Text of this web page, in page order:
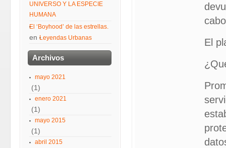
El
UNIVERSO Y LA ESPECIE
HUMANA
El ‘Boyhood’ de las estrellas.
en Leyendas Urbanas
Archivos
mayo 2021
(1)
enero 2021
(1)
mayo 2015
(1)
abril 2015